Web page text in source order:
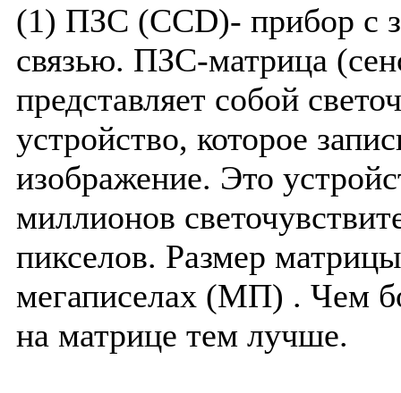
(1) ПЗС (ССD)- прибор с
связью. ПЗС-матрица
представляет собой
устройство, которое
изображение. Это
миллионов
пикселов. Размер
мегаписелах (МП) . Чем
на матрице тем лучше.